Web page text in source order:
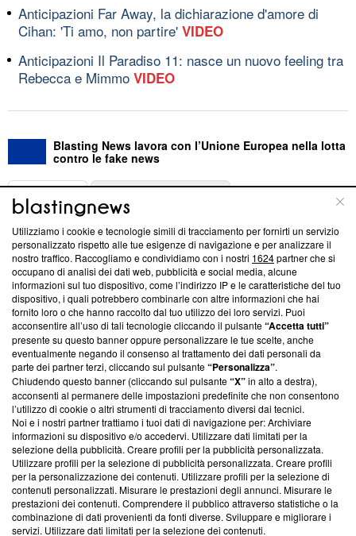
Anticipazioni Far Away, la dichiarazione d'amore di
Cihan: 'Ti amo, non partire' VIDEO
Anticipazioni Il Paradiso 11: nasce un nuovo feeling tra
Rebecca e Mimmo VIDEO
Blasting News lavora con l’Unione Europea nella lotta
contro le fake news
ABOUT
Questa sezione offre informazioni trasparenti su Blasting
News, sui nostri processi editoriali e su come ci impegniamo a
creare news di qualità. Inoltre, afferma la nostra aderenza a
‘Trust Project - News with Integrity’Blasting News non è
ancora membro del programma, ma ha richiesto di farne
parte; Trust Project non ha ancora effettuato una verifica di
conformità agli standard.
Su di noi
Team editoriale
Corporate
Redazione
Informativa Privacy
Cookie Policy
Utilizziamo i cookie e tecnologie simili di tracciamento per fornirti un servizio
personalizzato rispetto alle tue esigenze di navigazione e per analizzare il
nostro traffico. Raccogliamo e condividiamo con i nostri 1624partner che si
occupano di analisi dei dati web, pubblicità e social media, alcune
informazioni sul tuo dispositivo, come l’indirizzo IP e le caratteristiche del tuo
dispositivo, i quali potrebbero combinarle con altre informazioni che hai
fornito loro o che hanno raccolto dal tuo utilizzo dei loro servizi. Puoi
acconsentire all’uso di tali tecnologie cliccando il pulsante“Accetta tutti”
presente su questo banner oppure personalizzare le tue scelte, anche
eventualmente negando il consenso al trattamento dei dati personali da
parte dei partner terzi, cliccando sul pulsante“Personalizza”.
Chiudendo questo banner (cliccando sul pulsante“X”in alto a destra),
acconsenti al permanere delle impostazioni predefinite che non consentono
l’utilizzo di cookie o altri strumenti di tracciamento diversi dai tecnici.
Noi e i nostri partner trattiamo i tuoi dati di navigazione per: Archiviare
informazioni su dispositivo e/o accedervi. Utilizzare dati limitati per la
selezione della pubblicità. Creare profili per la pubblicità personalizzata.
Utilizzare profili per la selezione di pubblicità personalizzata. Creare profili
per la personalizzazione dei contenuti. Utilizzare profili per la selezione di
contenuti personalizzati. Misurare le prestazioni degli annunci. Misurare le
prestazioni dei contenuti. Comprendere il pubblico attraverso statistiche o la
combinazione di dati provenienti da fonti diverse. Sviluppare e migliorare i
servizi. Utilizzare dati limitati per la selezione dei contenuti.